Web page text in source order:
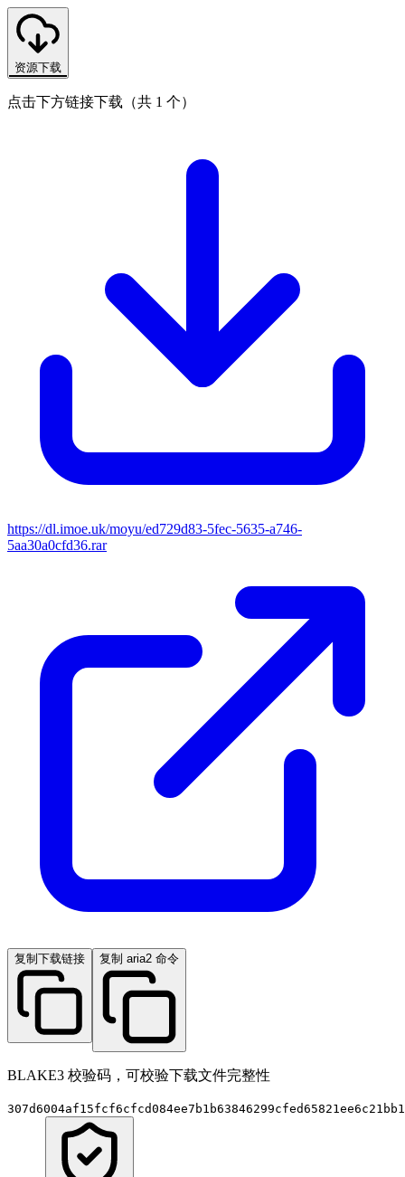
资源下载
点击下方链接下载（共 1 个）
https://dl.imoe.uk/moyu/ed729d83-5fec-5635-a746-
5aa30a0cfd36.rar
复制下载链接 复制 aria2 命令
BLAKE3 校验码，可校验下载文件完整性